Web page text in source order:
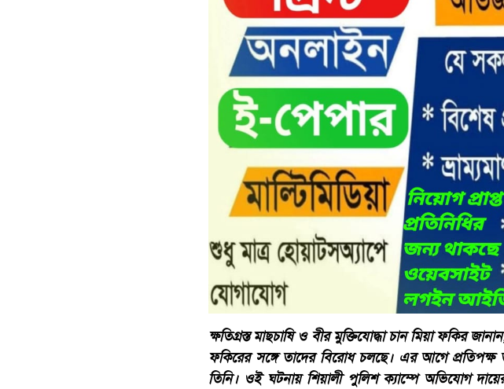
ক্ষতিগ্রস্ত মাছচাষি ও বীর মুক্তিযোদ্ধা চান মিয়া ফকির
ফকিরের সঙ্গে তাদের বিরোধ চলছে। এর আগে
তিনি। ওই ঘটনায় শিয়ালী পুলিশ ক্যাম্পে অভিযোগ